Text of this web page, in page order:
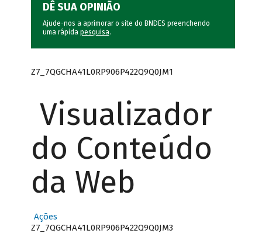
DÊ SUA OPINIÃO
Ajude-nos a aprimorar o site do BNDES preenchendo
uma rápida pesquisa.
Z7_7QGCHA41L0RP906P422Q9Q0JM1
Visualizador
do Conteúdo
da Web
Ações
Z7_7QGCHA41L0RP906P422Q9Q0JM3